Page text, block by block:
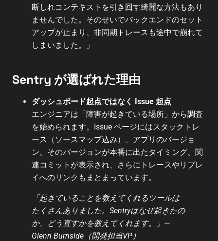
断しれコンテキストを引き回す綺麗な方法もあり
ませんでした。そのせいでバックエンドのセット
アップが止まり、非同期トレースも途中で崩れて
しまいました。」
Sentry が選ばれた理由
ダッシュボード起点ではなく Issue 起点
エンジニアは「障害が起きている場所」から調査
を始められます。Issue ページにはスタックトレ
ース（ソースマップ込み）、アプリのバージョ
ン、そのバージョンが本番に出たタイミング、関
連コミットが表示され、さらにトレースやリプレ
イへのリンクもまとまっています。
「起きていることを教えてくれるツールは
たくさんありました。Sentryはなぜ起きたの
か、どう直すかを教えてくれます。」—
Glenn Burnside（開発担当VP）